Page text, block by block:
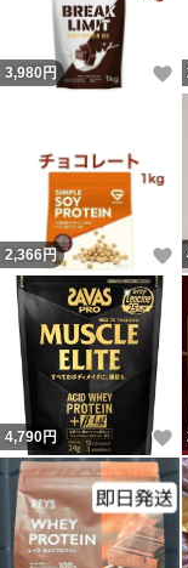
3,980 円
2,366 円
4,790円